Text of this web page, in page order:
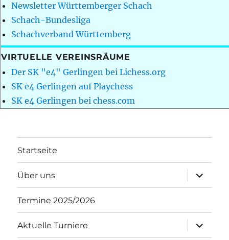
Newsletter Württemberger Schach
Schach-Bundesliga
Schachverband Württemberg
VIRTUELLE VEREINSRÄUME
Der SK "e4" Gerlingen bei Lichess.org
SK e4 Gerlingen auf Playchess
SK e4 Gerlingen bei chess.com
Startseite
Über uns
öffnen
Termine 2025/2026
Aktuelle Turniere
öffnen